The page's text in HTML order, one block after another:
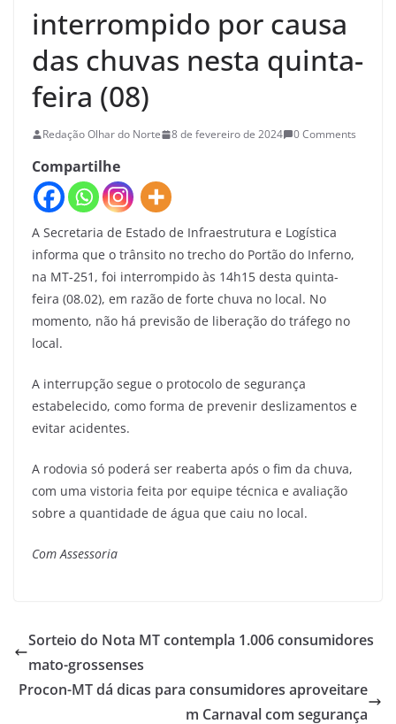
interrompido por causa
das chuvas nesta quinta-
feira (08)
Redação Olhar do Norte 8 de fevereiro de 2024 0 Comments
Compartilhe
A Secretaria de Estado de Infraestrutura e Logística
informa que o trânsito no trecho do Portão do Inferno,
na MT-251, foi interrompido às 14h15 desta quinta-
feira (08.02), em razão de forte chuva no local. No
momento, não há previsão de liberação do tráfego no
local.
A interrupção segue o protocolo de segurança
estabelecido, como forma de prevenir deslizamentos e
evitar acidentes.
A rodovia só poderá ser reaberta após o fim da chuva,
com uma vistoria feita por equipe técnica e avaliação
sobre a quantidade de água que caiu no local.
Com Assessoria
Sorteio do Nota MT contempla 1.006 consumidores
mato-grossenses
Procon-MT dá dicas para consumidores aproveitare
m Carnaval com segurança